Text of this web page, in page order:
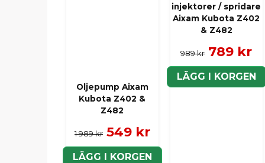
Oljepump Aixam
Kubota Z402 &
Z482
1 989 kr 549 kr
LÄGG I KORGEN
injektorer / spridare
Aixam Kubota Z402
& Z482
989 kr 789 kr
LÄGG I KORGEN